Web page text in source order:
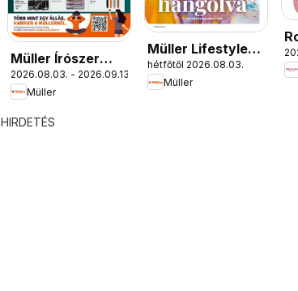
Müller Írószer
ajánlatok
2026.08.03. - 2026.09.13.
Müller
Müller Lifestyle
magazin
hétfőtől 2026.08.03.
Müller
HIRDETÉS